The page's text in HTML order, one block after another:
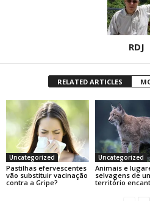
RDJ
RELATED ARTICLES
Uncategorized
Pastilhas efervescentes
vão substituir vacinação
contra a Gripe?
Uncategorized
Animais e
selvagens de
território